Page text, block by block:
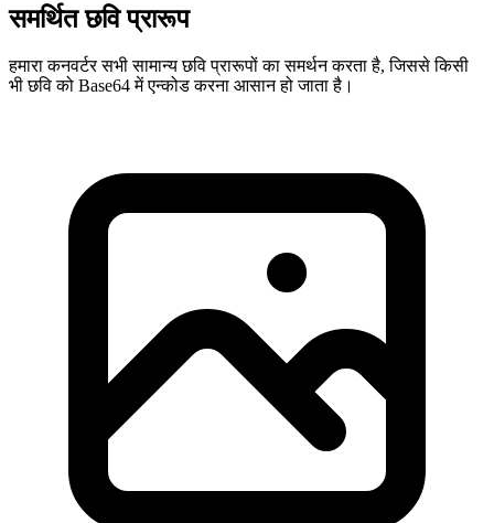
समर्थित छवि प्रारूप
हमारा कनवर्टर सभी सामान्य छवि प्रारूपों का समर्थन करता है, जिससे किसी
भी छवि को Base64 में एन्कोड करना आसान हो जाता है।